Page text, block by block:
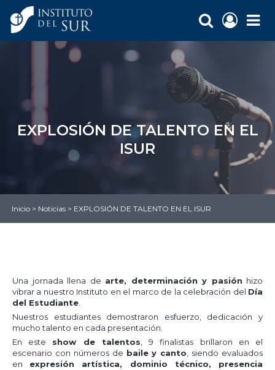
EXPLOSIÓN DE TALENTO EN EL
ISUR
Inicio > Noticias > EXPLOSIÓN DE TALENTO EN EL ISUR
Una jornada llena de arte, determinación y pasión hizo
vibrar a nuestro Instituto en el marco de la celebración del Día
del Estudiante.
Nuestros estudiantes demostraron esfuerzo, dedicación y
mucho talento en cada presentación.
En este show de talentos, 9 finalistas brillaron en el
escenario con números de baile y canto, siendo evaluados
en expresión artística, dominio técnico, presencia